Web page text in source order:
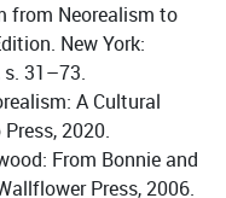
from Neorealism to
New York:
31–73.
A Cultural
2020.
From Bonnie and
Press, 2006.